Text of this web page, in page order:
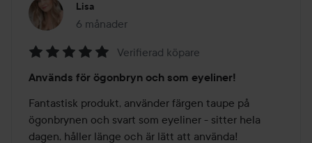
Lisa
6 månader
Inlägget skapades 6 månader
5
av
5
Verifierad köpare
Används för ögonbryn och som eyeliner!
Fantastisk produkt, använder färgen taupe på
ögonbrynen och svart som eyeliner - sitter hela
dagen, håller länge och är lätt att använda!